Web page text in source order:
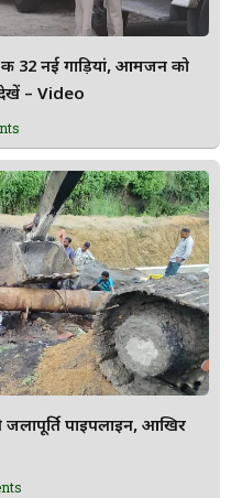
32 नई गाड़ियां, आमजन को
देखें – Video
जलापूर्ति पाइपलाइन, आखिर